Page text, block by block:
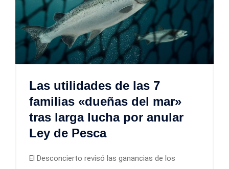
Las utilidades de las 7
familias «dueñas del mar»
tras larga lucha por anular
Ley de Pesca
El Desconcierto revisó las ganancias de los